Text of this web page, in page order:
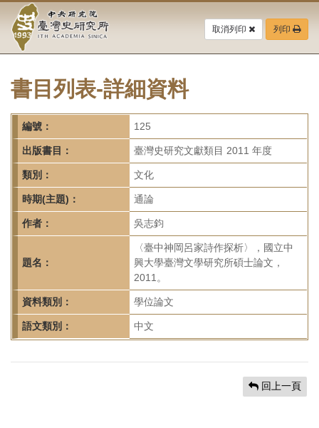
要
中
央
研
究
院-
臺
灣
史
研
究
所-
首
頁
取消列印 列印
書目列表-詳細資料
編號： 125
出版書目： 臺灣史研究文獻類目 2011 年度
類別： 文化
時期(主題)： 通論
作者： 吳志鈞
題名：
〈臺中神岡呂家詩作探析〉，國立中
興大學臺灣文學研究所碩士論文，
2011。
資料類別： 學位論文
語文類別： 中文
回上一頁